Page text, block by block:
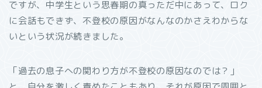
ですが、中学生という思春期の真っただ中にあって、ロク
に会話もできず、不登校の原因がなんなのかさえわからな
いという状況が続きました。
「過去の息子への関わり方が不登校の原因なのでは？」